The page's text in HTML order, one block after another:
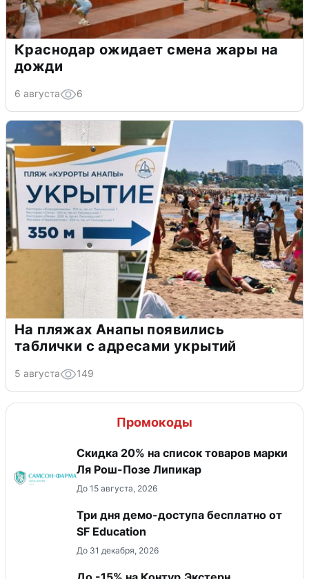
Краснодар ожидает смена жары на
дожди
6 августа 6
На пляжах Анапы появились
таблички с адресами укрытий
5 августа 149
Промокоды
Скидка 20% на список товаров марки
Ля Рош-Позе Липикар
До 15 августа, 2026
Три дня демо-доступа бесплатно от
SF Education
До 31 декабря, 2026